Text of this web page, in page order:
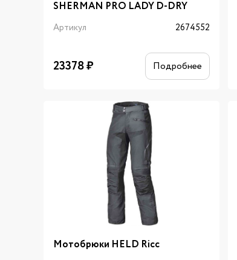
SHERMAN PRO LADY D-DRY
Артикул 2674552
23378₽ Подробнее
Мотобрюки HELD Ricc